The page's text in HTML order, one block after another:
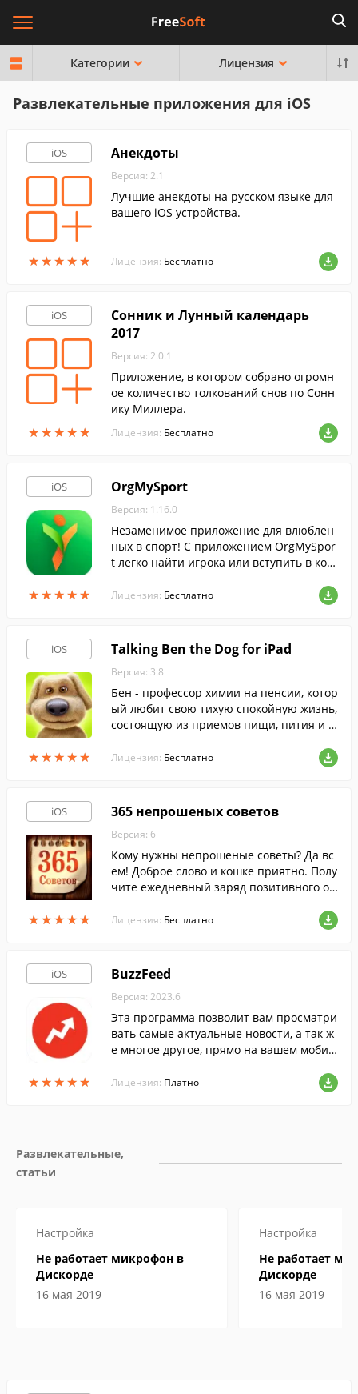
Категории Лицензия
Развлекательные приложения для iOS
iOS
★★★★★
★★★★★
Анекдоты
Версия: 2.1
Лучшие анекдоты на русском языке для
вашего iOS устройства.
Лицензия: Бесплатно
iOS
★★★★★
★★★★★
Сонник и Лунный календарь
2017
Версия: 2.0.1
Приложение, в котором собрано огромн
ое количество толкований снов по Сонн
ику Миллера.
Лицензия: Бесплатно
iOS
★★★★★
★★★★★
OrgMySport
Версия: 1.16.0
Незаменимое приложение для влюблен
ных в спорт! С приложением OrgMySpor
t легко найти игрока или вступить в ком
Лицензия: Бесплатно
iOS
★★★★★
★★★★★
Talking Ben the Dog for iPad
Версия: 3.8
Бен - профессор химии на пенсии, котор
ый любит свою тихую спокойную жизнь,
состоящую из приемов пищи, пития и ч
Лицензия: Бесплатно
iOS
★★★★★
★★★★★
365 непрошеных советов
Версия: 6
Кому нужны непрошеные советы? Да вс
ем! Доброе слово и кошке приятно. Полу
чите ежедневный заряд позитивного от
размышлений; настройтесь на дела и от
Лицензия: Бесплатно
iOS
★★★★★
★★★★★
BuzzFeed
Версия: 2023.6
Эта программа позволит вам просматри
вать самые актуальные новости, а так ж
е многое другое, прямо на вашем мобил
Лицензия: Платно
Развлекательные,
статьи
Настройка
Не работает микрофон в
Дискорде
16 мая 2019
Настройка
Не работает
Дискорде
16 мая 2019